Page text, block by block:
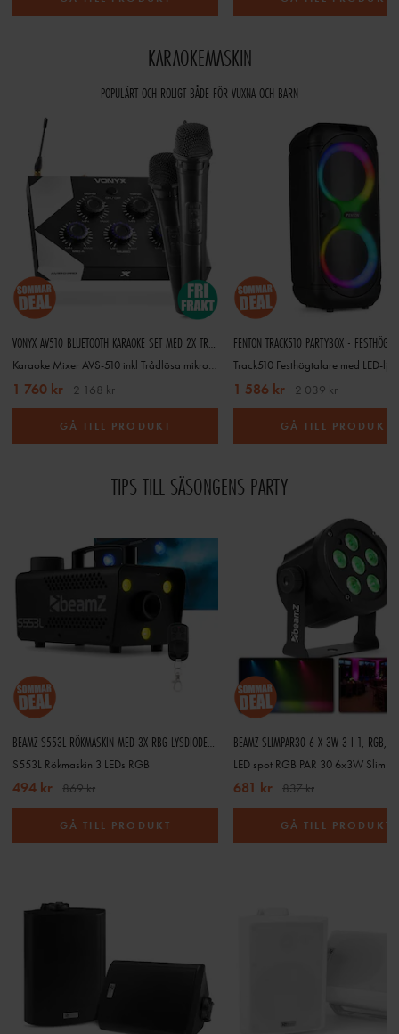
KARAOKEMASKIN
POPULÄRT OCH ROLIGT BÅDE FÖR VUXNA OCH BARN
VONYX AV510 BLUETOOTH KARAOKE SET MED 2X TRÅDLÖS MIKROFON
Karaoke Mixer AVS-510 inkl Trådlösa mikrofoner x 2
1 760 kr 2 168 kr
GÅ TILL PRODUKT
Track510 Festhögtalare med LED-
1 586 kr 2 039 kr
GÅ TILL PRODUKT
TIPS TILL SÄSONGENS PARTY
BEAMZ S553L RÖKMASKIN MED 3X RBG LYSDIODER OCH TRÅDLÖS FJÄRRKONTROLL
S553L Rökmaskin 3 LEDs RGB
494 kr 869 kr
GÅ TILL PRODUKT
BEAMZ SLIMPAR30 6 X 3W 3 I 1, RGB, IR
LED spot RGB PAR 30 6x3W
681 kr 837 kr
GÅ TILL PRODUKT